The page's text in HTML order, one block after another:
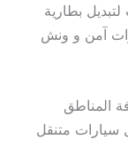
بطارية
آمن و ونش
المناطق
سيارات متنقل